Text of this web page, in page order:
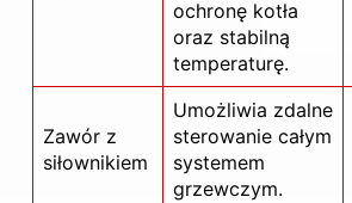
ochronę kotła
oraz stabilną
temperaturę.
Zawór z
siłownikiem
Umożliwia zdalne
sterowanie całym
systemem
grzewczym.